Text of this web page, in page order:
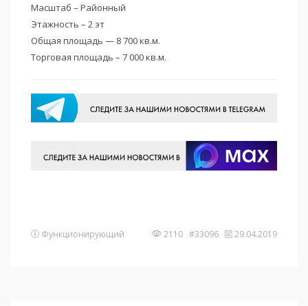
Масштаб – Районный
Этажность – 2 эт
Общая площадь — 8 700 кв.м.
Торговая площадь – 7 000 кв.м.
Функционирующий 2110 #33096 29.04.2019